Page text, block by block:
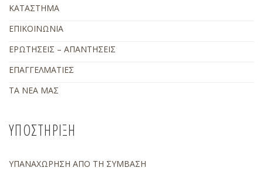
ΚΑΤΑΣΤΗΜΑ
ΕΠΙΚΟΙΝΩΝΙΑ
ΕΡΩΤΗΣΕΙΣ – ΑΠΑΝΤΗΣΕΙΣ
ΕΠΑΓΓΕΛΜΑΤΙΕΣ
ΤΑ ΝΕΑ ΜΑΣ
ΥΠΟΣΤΗΡΙΞΗ
ΥΠΑΝΑΧΩΡΗΣΗ ΑΠΟ ΤΗ ΣΥΜΒΑΣΗ